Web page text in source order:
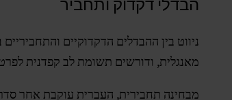
הבדלי דקדוק ותחביר
ניווט בין ההבדלים הדקדוקיים
מאנגלית, ודורשים תשומת לב קפדנית